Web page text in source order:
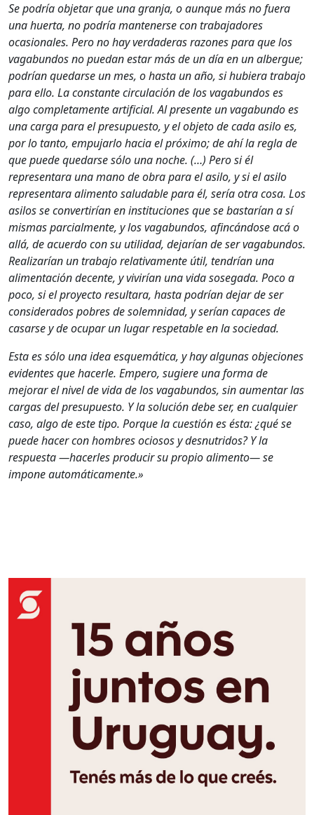
Se podría objetar que una granja, o aunque más no fuera
una huerta, no podría mantenerse con trabajadores
ocasionales. Pero no hay verdaderas razones para que los
vagabundos no puedan estar más de un día en un albergue;
podrían quedarse un mes, o hasta un año, si hubiera trabajo
para ello. La constante circulación de los vagabundos es
algo completamente artificial. Al presente un vagabundo es
una carga para el presupuesto, y el objeto de cada asilo es,
por lo tanto, empujarlo hacia el próximo; de ahí la regla de
que puede quedarse sólo una noche. (…) Pero si él
representara una mano de obra para el asilo, y si el asilo
representara alimento saludable para él, sería otra cosa. Los
asilos se convertirían en instituciones que se bastarían a sí
mismas parcialmente, y los vagabundos, afincándose acá o
allá, de acuerdo con su utilidad, dejarían de ser vagabundos.
Realizarían un trabajo relativamente útil, tendrían una
alimentación decente, y vivirían una vida sosegada. Poco a
poco, si el proyecto resultara, hasta podrían dejar de ser
considerados pobres de solemnidad, y serían capaces de
casarse y de ocupar un lugar respetable en la sociedad.
Esta es sólo una idea esquemática, y hay algunas objeciones
evidentes que hacerle. Empero, sugiere una forma de
mejorar el nivel de vida de los vagabundos, sin aumentar las
cargas del presupuesto. Y la solución debe ser, en cualquier
caso, algo de este tipo. Porque la cuestión es ésta: ¿qué se
puede hacer con hombres ociosos y desnutridos? Y la
respuesta —hacerles producir su propio alimento— se
impone automáticamente.»